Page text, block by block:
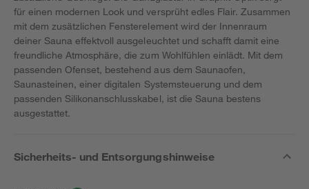
für einen modernen Look und versprüht edles Flair. Zusammen
mit dem zusätzlichen Fensterelement wird der Innenraum
deiner Sauna effektvoll ausgeleuchtet und schafft damit eine
freundliche Atmosphäre, die zum Wohlfühlen einlädt. Mit dem
passenden Ofenset, bestehend aus dem Saunaofen,
Saunasteinen, einer digitalen Systemsteuerung und dem
passenden Silikonanschlusskabel, ist die Sauna bestens
ausgestattet.
Sicherheits- und Entsorgungshinweise